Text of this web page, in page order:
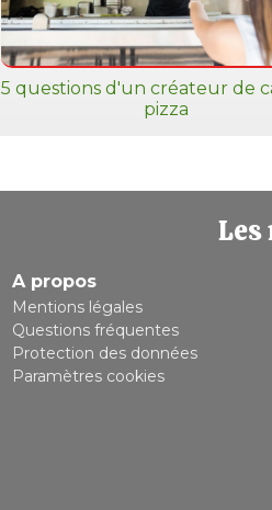
5 questions d'un créateur de
pizza
Les
A propos
Mentions légales
Questions fréquentes
Protection des données
Paramètres cookies